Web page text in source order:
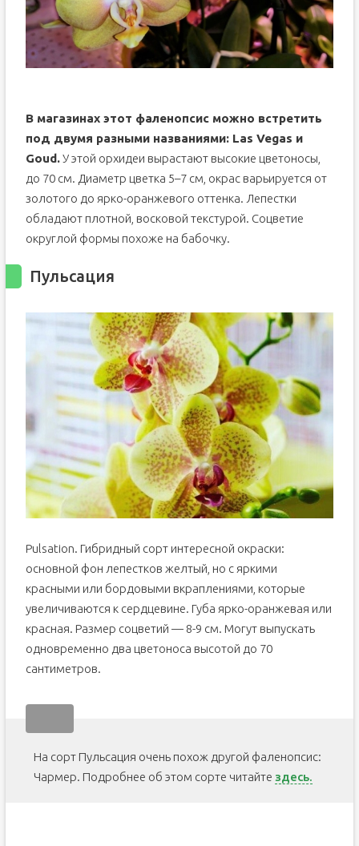
В магазинах этот фаленопсис можно встретить
под двумя разными названиями: Las Vegas и
Goud.У этой орхидеи вырастают высокие цветоносы,
до 70 см. Диаметр цветка 5–7 см, окрас варьируется от
золотого до ярко-оранжевого оттенка. Лепестки
обладают плотной, восковой текстурой. Соцветие
округлой формы похоже на бабочку.
Пульсация
Pulsation. Гибридный сорт интересной окраски:
основной фон лепестков желтый, но с яркими
красными или бордовыми вкраплениями, которые
увеличиваются к сердцевине. Губа ярко-оранжевая или
красная. Размер соцветий — 8-9 см. Могут выпускать
одновременно два цветоноса высотой до 70
сантиметров.
На сорт Пульсация очень похож другой фаленопсис:
Чармер. Подробнее об этом сорте читайте здесь.